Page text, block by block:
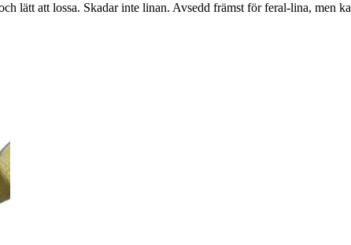
lätt att lossa. Skadar inte linan. Avsedd främst för feral-lina, men